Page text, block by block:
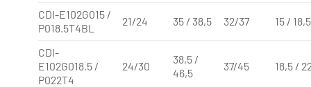
CDI-E102G015 /
P018.5T4BL
21/24 35 / 38,5 32/37 15 / 18,5
CDI-
E102G018.5 /
P022T4
24/30
38,5 /
46,5
37/45 18,5 /